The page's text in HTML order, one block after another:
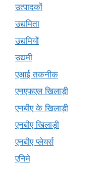
उत्पादकों
उद्यमिता
उद्यमियों
उद्यमी
एआई तकनीक
एनएफएल खिलाड़ी
एनबीए के खिलाड़ी
एनबीए खिलाड़ी
एनबीए प्लेयर्स
एनिमे